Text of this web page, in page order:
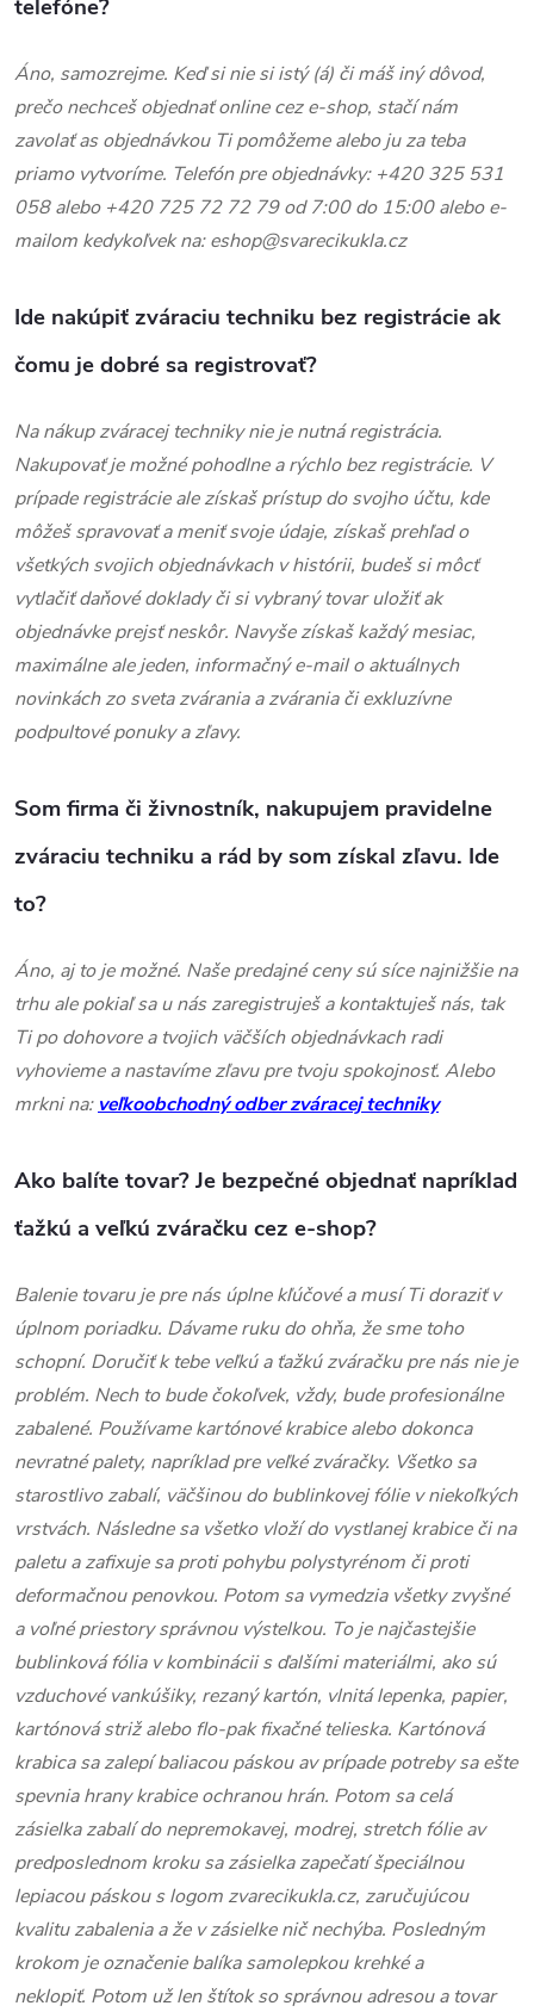
telefóne?
Áno, samozrejme. Keď si nie si istý (á) či máš iný dôvod,
prečo nechceš objednať online cez e-shop, stačí nám
zavolať as objednávkou Ti pomôžeme alebo ju za teba
priamo vytvoríme. Telefón pre objednávky: +420 325 531
058 alebo +420 725 72 72 79 od 7:00 do 15:00 alebo e-
mailom kedykoľvek na: eshop@svarecikukla.cz
Ide nakúpiť zváraciu techniku ​​bez registrácie ak
čomu je dobré sa registrovať?
Na nákup zváracej techniky nie je nutná registrácia.
Nakupovať je možné pohodlne a rýchlo bez registrácie. V
prípade registrácie ale získaš prístup do svojho účtu, kde
môžeš spravovať a meniť svoje údaje, získaš prehľad o
všetkých svojich objednávkach v histórii, budeš si môcť
vytlačiť daňové doklady či si vybraný tovar uložiť ak
objednávke prejsť neskôr. Navyše získaš každý mesiac,
maximálne ale jeden, informačný e-mail o aktuálnych
novinkách zo sveta zvárania a zvárania či exkluzívne
podpultové ponuky a zľavy.
Som firma či živnostník, nakupujem pravidelne
zváraciu techniku ​​a rád by som získal zľavu. Ide
to?
Áno, aj to je možné. Naše predajné ceny sú síce najnižšie na
trhu ale pokiaľ sa u nás zaregistruješ a kontaktuješ nás, tak
Ti po dohovore a tvojich väčších objednávkach radi
vyhovieme a nastavíme zľavu pre tvoju spokojnosť. Alebo
mrkni na: veľkoobchodný odber zváracej techniky
Ako balíte tovar? Je bezpečné objednať napríklad
ťažkú ​​a veľkú zváračku cez e-shop?
Balenie tovaru je pre nás úplne kľúčové a musí Ti doraziť v
úplnom poriadku. Dávame ruku do ohňa, že sme toho
schopní. Doručiť k tebe veľkú a ťažkú ​​zváračku pre nás nie je
problém. Nech to bude čokoľvek, vždy, bude profesionálne
zabalené. Používame kartónové krabice alebo dokonca
nevratné palety, napríklad pre veľké zváračky. Všetko sa
starostlivo zabalí, väčšinou do bublinkovej fólie v niekoľkých
vrstvách. Následne sa všetko vloží do vystlanej krabice či na
paletu a zafixuje sa proti pohybu polystyrénom či proti
deformačnou penovkou. Potom sa vymedzia všetky zvyšné
a voľné priestory správnou výstelkou. To je najčastejšie
bublinková fólia v kombinácii s ďalšími materiálmi, ako sú
vzduchové vankúšiky, rezaný kartón, vlnitá lepenka, papier,
kartónová striž alebo flo-pak fixačné telieska. Kartónová
krabica sa zalepí baliacou páskou av prípade potreby sa ešte
spevnia hrany krabice ochranou hrán. Potom sa celá
zásielka zabalí do nepremokavej, modrej, stretch fólie av
predposlednom kroku sa zásielka zapečatí špeciálnou
lepiacou páskou s logom zvarecikukla.cz, zaručujúcou
kvalitu zabalenia a že v zásielke nič nechýba. Posledným
krokom je označenie balíka samolepkou krehké a
neklopiť. Potom už len štítok so správnou adresou a tovar